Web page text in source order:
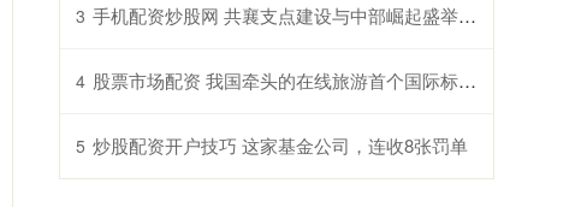
3 手机配资炒股网 共襄支点建设与中部崛起盛举——湖北支点建设智库恳谈会中部专场举办
4 股票市场配资 我国牵头的在线旅游首个国际标准发布
5 炒股配资开户技巧 这家基金公司，连收8张罚单